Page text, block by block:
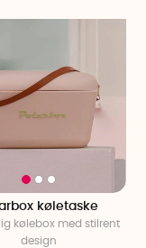
køletaske
kølebox med stilrent
design